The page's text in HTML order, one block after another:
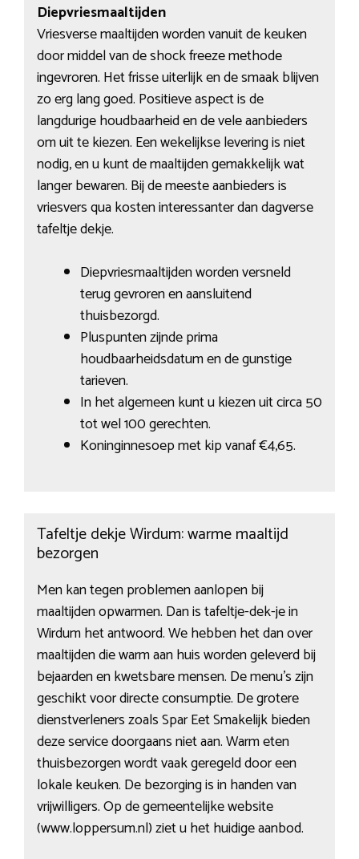
Diepvriesmaaltijden
Vriesverse maaltijden worden vanuit de keuken
door middel van de shock freeze methode
ingevroren. Het frisse uiterlijk en de smaak blijven
zo erg lang goed. Positieve aspect is de
langdurige houdbaarheid en de vele aanbieders
om uit te kiezen. Een wekelijkse levering is niet
nodig, en u kunt de maaltijden gemakkelijk wat
langer bewaren. Bij de meeste aanbieders is
vriesvers qua kosten interessanter dan dagverse
tafeltje dekje.
Diepvriesmaaltijden worden versneld
terug gevroren en aansluitend
thuisbezorgd.
Pluspunten zijnde prima
houdbaarheidsdatum en de gunstige
tarieven.
In het algemeen kunt u kiezen uit circa 50
tot wel 100 gerechten.
Koninginnesoep met kip vanaf €4,65.
Tafeltje dekje Wirdum: warme maaltijd
bezorgen
Men kan tegen problemen aanlopen bij
maaltijden opwarmen. Dan is tafeltje-dek-je in
Wirdum het antwoord. We hebben het dan over
maaltijden die warm aan huis worden geleverd bij
bejaarden en kwetsbare mensen. De menu’s zijn
geschikt voor directe consumptie. De grotere
dienstverleners zoals Spar Eet Smakelijk bieden
deze service doorgaans niet aan. Warm eten
thuisbezorgen wordt vaak geregeld door een
lokale keuken. De bezorging is in handen van
vrijwilligers. Op de gemeentelijke website
(www.loppersum.nl) ziet u het huidige aanbod.